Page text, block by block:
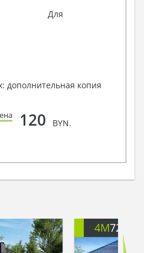
Для
дополнительная копия
120 BYN.
4M722